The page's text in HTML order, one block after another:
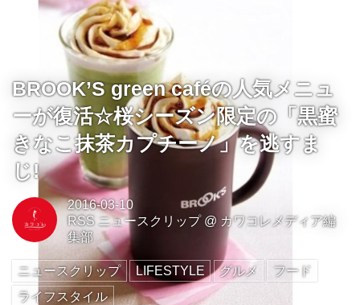
BROOK’S green caféの人気メニュ
ーが復活☆桜シーズン限定の「黒蜜
きなこ抹茶カプチーノ」を逃すま
じ!
2016-03-10
RSS ニュースクリップ@ カワコレメディア編
集部
ニュースクリップ LIFESTYLE グルメ
フード
ライフスタイル